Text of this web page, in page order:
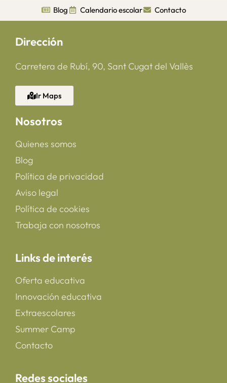
Blog Calendario escolar Contacto
Dirección
Carretera de Rubí, 90, Sant Cugat del Vallès
Ir Maps
Nosotros
Quienes somos
Blog
Política de privacidad
Aviso legal
Política de cookies
Trabaja con nosotros
Links de interés
Oferta educativa
Innovación educativa
Extraescolares
Summer Camp
Contacto
Redes sociales